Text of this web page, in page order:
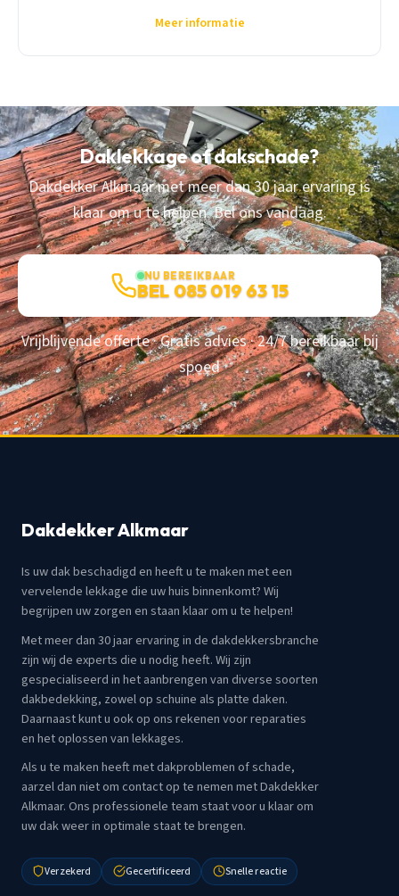
Meer informatie
Daklekkage of dakschade?
Dakdekker Alkmaar met meer dan 30 jaar ervaring is
klaar om u te helpen. Bel ons vandaag.
NU BEREIKBAAR
BEL 085 019 63 15
Vrijblijvende offerte · Gratis advies · 24/7 bereikbaar bij
spoed
Dakdekker Alkmaar
Is uw dak beschadigd en heeft u te maken met een
vervelende lekkage die uw huis binnenkomt? Wij
begrijpen uw zorgen en staan klaar om u te helpen!
Met meer dan 30 jaar ervaring in de dakdekkersbranche
zijn wij de experts die u nodig heeft. Wij zijn
gespecialiseerd in het aanbrengen van diverse soorten
dakbedekking, zowel op schuine als platte daken.
Daarnaast kunt u ook op ons rekenen voor reparaties
en het oplossen van lekkages.
Als u te maken heeft met dakproblemen of schade,
aarzel dan niet om contact op te nemen met Dakdekker
Alkmaar. Ons professionele team staat voor u klaar om
uw dak weer in optimale staat te brengen.
Verzekerd Gecertificeerd Snelle reactie